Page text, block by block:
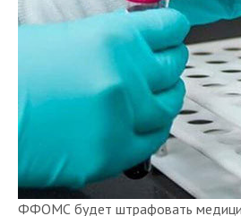
ФФОМС будет штрафовать